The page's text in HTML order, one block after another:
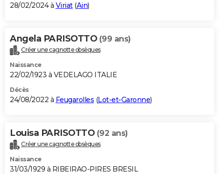
28/02/2024 à Viriat(Ain)
Angela PARISOTTO (99 ans)
Créer une cagnotte obsèques
Naissance
22/02/1923 à VEDELAGO ITALIE
Décès
24/08/2022 à Feugarolles (Lot-et-Garonne)
Louisa PARISOTTO (92 ans)
Créer une cagnotte obsèques
Naissance
31/03/1929 à RIBEIRAO-PIRES BRESIL